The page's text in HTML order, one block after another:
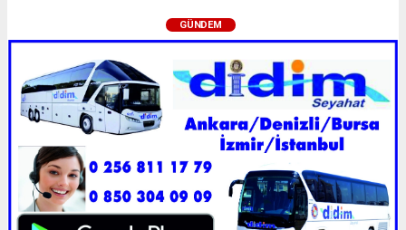
GÜNDEM